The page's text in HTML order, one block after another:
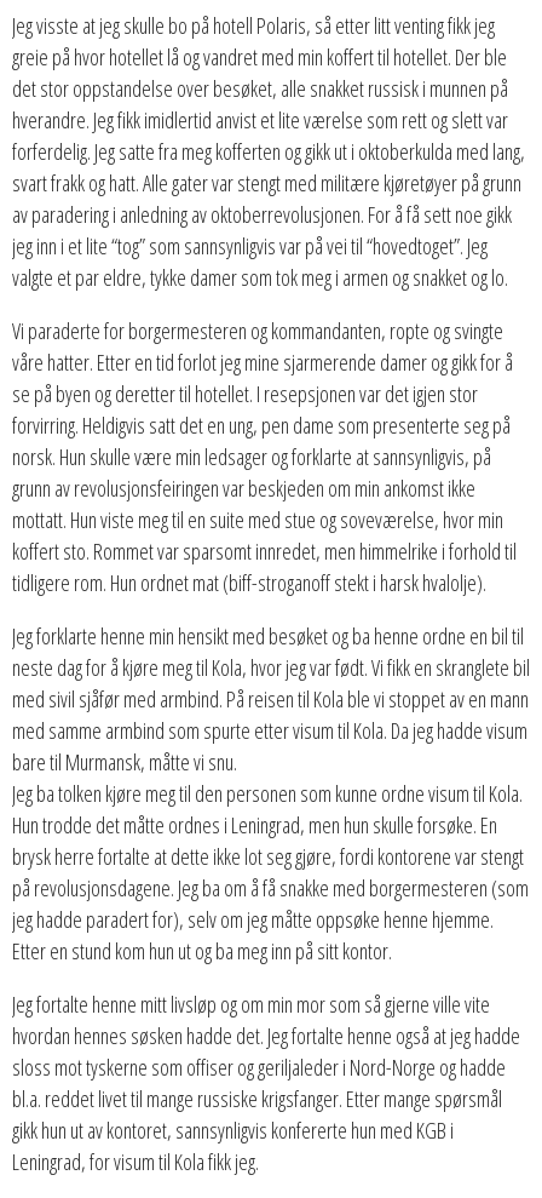
Jeg visste at jeg skulle bo på hotell Polaris, så etter litt venting fikk jeg
greie på hvor hotellet lå og vandret med min koffert til hotellet. Der ble
det stor oppstandelse over besøket, alle snakket russisk i munnen på
hverandre. Jeg fikk imidlertid anvist et lite værelse som rett og slett var
forferdelig. Jeg satte fra meg kofferten og gikk ut i oktoberkulda med lang,
svart frakk og hatt. Alle gater var stengt med militære kjøretøyer på grunn
av paradering i anledning av oktoberrevolusjonen. For å få sett noe gikk
jeg inn i et lite “tog” som sannsynligvis var på vei til “hovedtoget”. Jeg
valgte et par eldre, tykke damer som tok meg i armen og snakket og lo.
Vi paraderte for borgermesteren og kommandanten, ropte og svingte
våre hatter. Etter en tid forlot jeg mine sjarmerende damer og gikk for å
se på byen og deretter til hotellet. I resepsjonen var det igjen stor
forvirring. Heldigvis satt det en ung, pen dame som presenterte seg på
norsk. Hun skulle være min ledsager og forklarte at sannsynligvis, på
grunn av revolusjonsfeiringen var beskjeden om min ankomst ikke
mottatt. Hun viste meg til en suite med stue og soveværelse, hvor min
koffert sto. Rommet var sparsomt innredet, men himmelrike i forhold til
tidligere rom. Hun ordnet mat (biff-stroganoff stekt i harsk hvalolje).
Jeg forklarte henne min hensikt med besøket og ba henne ordne en bil til
neste dag for å kjøre meg til Kola, hvor jeg var født. Vi fikk en skranglete bil
med sivil sjåfør med armbind. På reisen til Kola ble vi stoppet av en mann
med samme armbind som spurte etter visum til Kola. Da jeg hadde visum
bare til Murmansk, måtte vi snu.
Jeg ba tolken kjøre meg til den personen som kunne ordne visum til Kola.
Hun trodde det måtte ordnes i Leningrad, men hun skulle forsøke. En
brysk herre fortalte at dette ikke lot seg gjøre, fordi kontorene var stengt
på revolusjonsdagene. Jeg ba om å få snakke med borgermesteren (som
jeg hadde paradert for), selv om jeg måtte oppsøke henne hjemme.
Etter en stund kom hun ut og ba meg inn på sitt kontor.
Jeg fortalte henne mitt livsløp og om min mor som så gjerne ville vite
hvordan hennes søsken hadde det. Jeg fortalte henne også at jeg hadde
sloss mot tyskerne som offiser og geriljaleder i Nord-Norge og hadde
bl.a. reddet livet til mange russiske krigsfanger. Etter mange spørsmål
gikk hun ut av kontoret, sannsynligvis konfererte hun med KGB i
Leningrad, for visum til Kola fikk jeg.